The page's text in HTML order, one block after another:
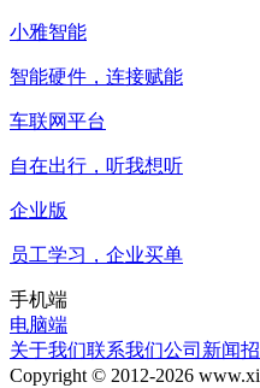
小雅智能
智能硬件，连接赋能
车联网平台
自在出行，听我想听
企业版
员工学习，企业买单
手机端
电脑端
关于我们联系我们公司新闻
Copyright © 2012-2026